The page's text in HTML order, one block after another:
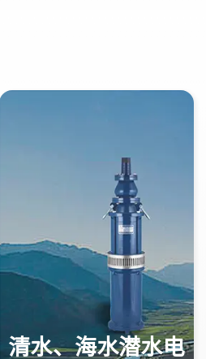
清水、海水潜水电